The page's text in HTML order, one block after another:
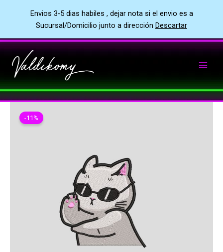
Envios 3-5 dias habiles , dejar nota si el envio es a
Sucursal/Domicilio junto a dirección Descartar
al
contenido
-11%